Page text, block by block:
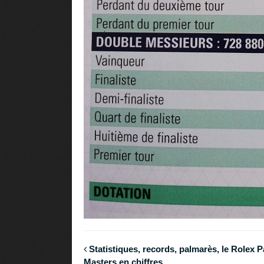
Statistiques, records, palmarès, le Rolex